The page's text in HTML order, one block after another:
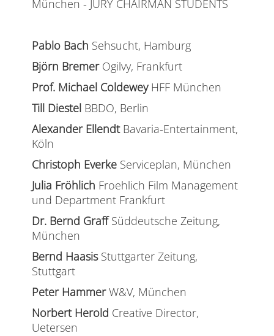
München - JURY CHAIRMAN STUDENTS
Pablo Bach Sehsucht, Hamburg
Björn BremerOgilvy, Frankfurt
Prof. Michael Coldewey HFF München
Till Diestel BBDO, Berlin
Alexander EllendtBavaria-Entertainment,
Köln
Christoph Everke Serviceplan, München
Julia Fröhlich Froehlich Film Management
und Department Frankfurt
Dr. Bernd GraffSüddeutsche Zeitung,
München
Bernd HaasisStuttgarter Zeitung,
Stuttgart
Peter HammerW&V, München
Norbert Herold Creative Director,
Uetersen